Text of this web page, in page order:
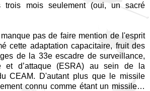
trois mois seulement (oui, un sacré
pas de faire mention de l'esprit
cette adaptation capacitaire, fruit des
de la 33e escadre de surveillance,
et d’attaque (ESRA) au sein de la
CEAM. D'autant plus que le missile
connu comme étant un missile…